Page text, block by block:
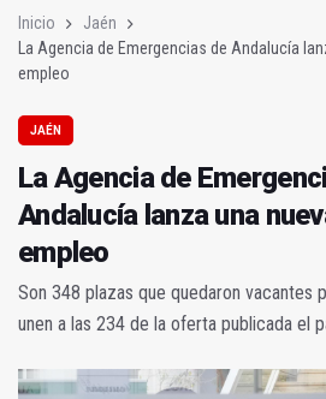
Inicio
Jaén
La Agencia de Emergencias de Andalucía
empleo
JAÉN
La Agencia de
Andalucía lanza una
empleo
Son 348 plazas que quedaron vacantes
unen a las 234 de la oferta publicada el